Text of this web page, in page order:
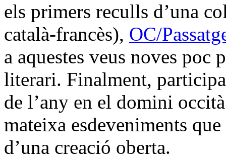
els primers reculls d’una
català-francès), OC/
a aquestes veus noves poc
literari. Finalment,
de l’any en el domini
mateixa esdeveniments
d’una creació oberta.